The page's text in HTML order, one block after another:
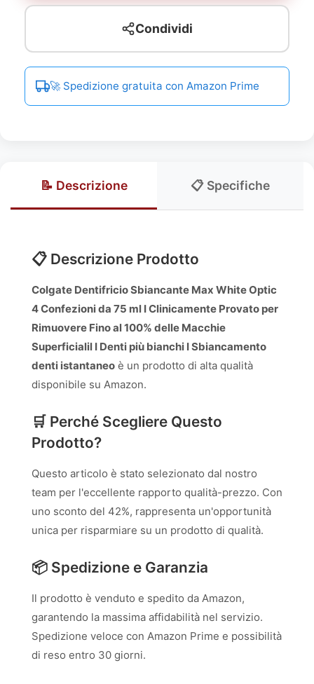
Condividi
🚀 Spedizione gratuita con Amazon Prime
📝 Descrizione 📋 Specifiche
📋 Descrizione Prodotto
Colgate Dentifricio Sbiancante Max White Optic
4 Confezioni da 75 ml I Clinicamente Provato per
Rimuovere Fino al 100% delle Macchie
Superficialil I Denti più bianchi I Sbiancamento
denti istantaneo è un prodotto di alta qualità
disponibile su Amazon.
🛒 Perché Scegliere Questo
Prodotto?
Questo articolo è stato selezionato dal nostro
team per l'eccellente rapporto qualità-prezzo. Con
uno sconto del 42%, rappresenta un'opportunità
unica per risparmiare su un prodotto di qualità.
📦 Spedizione e Garanzia
Il prodotto è venduto e spedito da Amazon,
garantendo la massima affidabilità nel servizio.
Spedizione veloce con Amazon Prime e possibilità
di reso entro 30 giorni.